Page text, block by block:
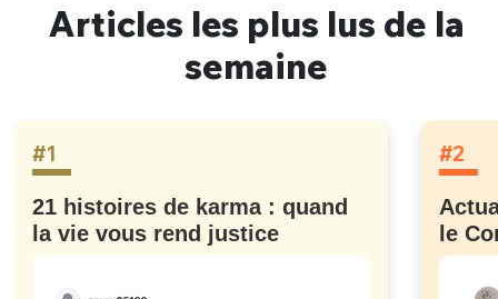
Articles les plus lus de la
semaine
#1
21 histoires de karma : quand
la vie vous rend justice
#2
le